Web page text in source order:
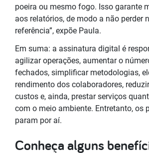
poeira ou mesmo fogo. Isso garante
aos relatórios, de modo a não perder
referência”, expõe Paula.
Em suma: a assinatura digital é
agilizar operações, aumentar o
fechados, simplificar metodologias,
rendimento dos colaboradores,
custos e, ainda, prestar serviços
com o meio ambiente. Entretanto, os
param por aí.
Conheça alguns